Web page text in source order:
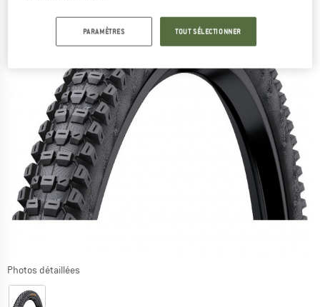
Photos détaillées
PARAMÈTRES TOUT SÉLECTIONNER